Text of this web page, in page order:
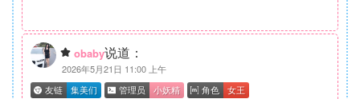
obaby说道：
2026年5月21日 11:00 上午